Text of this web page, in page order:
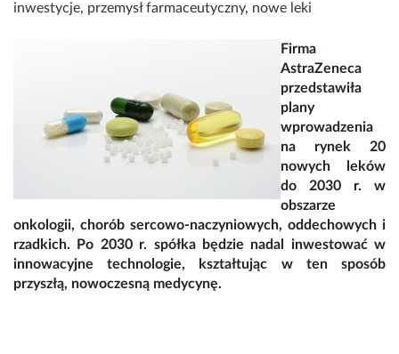
inwestycje, przemysł farmaceutyczny, nowe leki
Firma
AstraZeneca
przedstawiła
plany
wprowadzenia
na rynek 20
nowych leków
do 2030 r. w
obszarze
onkologii, chorób sercowo-naczyniowych, oddechowych i
rzadkich. Po 2030 r. spółka będzie nadal inwestować w
innowacyjne technologie, kształtując w ten sposób
przyszłą, nowoczesną medycynę.